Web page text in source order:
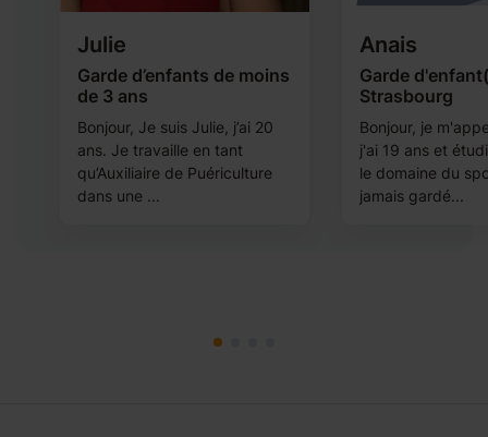
Julie
Garde d’enfants de moins
de 3 ans
Bonjour, Je suis Julie, j’ai 20
ans. Je travaille en tant
qu’Auxiliaire de Puériculture
dans une ...
Anais
Garde
Strasbourg
Bonjour, je
j'ai 19 ans et
le domaine du
jamais gardé...